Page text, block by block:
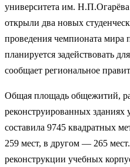
университета им.
открыли два новых
проведения чемпионата мира
планируется задействовать
сообщает региональное
Общая площадь общежитий,
реконструированных зданиях
составила 9745 квадратных
259 мест, в другом — 265
реконструкции учебных